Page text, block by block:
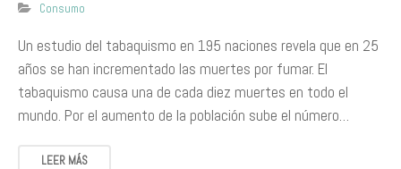
Consumo
​Un estudio del tabaquismo en 195 naciones revela que en 25
años se han incrementado las muertes por fumar. El
tabaquismo causa una de cada diez muertes en todo el
mundo. Por el aumento de la población sube el número…
LEER MÁS